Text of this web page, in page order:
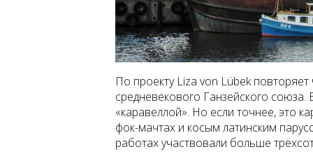
По проекту Liza von Lübek
средневекового Ганзейского
«каравеллой». Но если точнее, это
фок-мачтах и косым латинским
работах участвовали больше